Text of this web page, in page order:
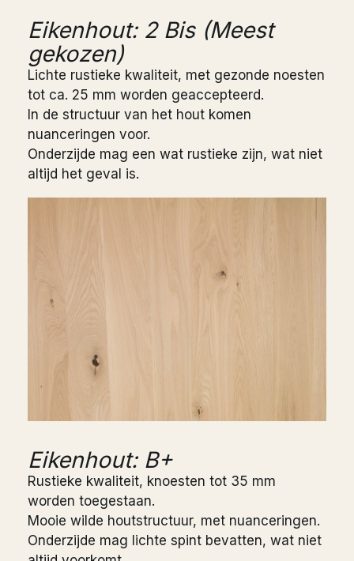
Eikenhout: 2 Bis (Meest
gekozen)
Lichte rustieke kwaliteit, met gezonde noesten
tot ca. 25 mm worden geaccepteerd.
In de structuur van het hout komen
nuanceringen voor.
Onderzijde mag een wat rustieke zijn, wat niet
altijd het geval is.
Eikenhout: B+
Rustieke kwaliteit, knoesten tot 35 mm
worden toegestaan.
Mooie wilde houtstructuur, met nuanceringen.
Onderzijde mag lichte spint bevatten, wat niet